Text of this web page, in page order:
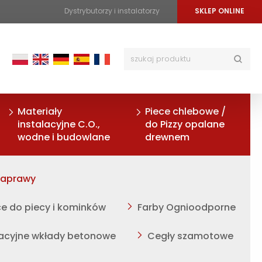
Dystrybutorzy i instalatorzy SKLEP ONLINE
Materiały
instalacyjne C.O.,
wodne i budowlane
Piece chlebowe /
do Pizzy opalane
drewnem
do piecy i kominków Farby Ognioodporne
wkłady betonowe Cegły szamotowe